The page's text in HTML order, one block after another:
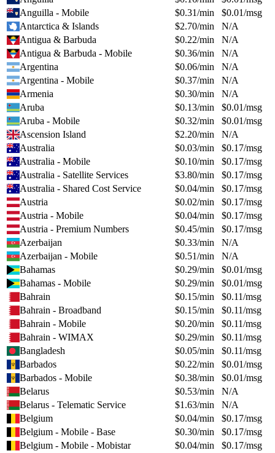
Anguilla - Mobile
$0.31/min $0.01/msg
Antarctica & Islands
$2.70/min
N/A
Antigua & Barbuda
$0.22/min
N/A
Antigua & Barbuda - Mobile
$0.36/min
N/A
Argentina
$0.06/min
N/A
Argentina - Mobile
$0.37/min
N/A
Armenia
$0.30/min
N/A
Aruba
$0.13/min $0.01/msg
Aruba - Mobile
$0.32/min $0.01/msg
Ascension Island
$2.20/min
N/A
Australia
$0.03/min $0.17/msg
Australia - Mobile
$0.10/min $0.17/msg
Australia - Satellite Services
$3.80/min $0.17/msg
Australia - Shared Cost Service
$0.04/min $0.17/msg
Austria
$0.02/min $0.17/msg
Austria - Mobile
$0.04/min $0.17/msg
Austria - Premium Numbers
$0.45/min $0.17/msg
Azerbaijan
$0.33/min
N/A
Azerbaijan - Mobile
$0.51/min
N/A
Bahamas
$0.29/min $0.01/msg
Bahamas - Mobile
$0.29/min $0.01/msg
Bahrain
$0.15/min $0.11/msg
Bahrain - Broadband
$0.15/min $0.11/msg
Bahrain - Mobile
$0.20/min $0.11/msg
Bahrain - WIMAX
$0.29/min $0.11/msg
Bangladesh
$0.05/min $0.11/msg
Barbados
$0.22/min $0.01/msg
Barbados - Mobile
$0.38/min $0.01/msg
Belarus
$0.53/min
N/A
Belarus - Telematic Service
$1.63/min
N/A
Belgium
$0.04/min $0.17/msg
Belgium - Mobile - Base
$0.30/min $0.17/msg
Belgium - Mobile - Mobistar
$0.04/min $0.17/msg